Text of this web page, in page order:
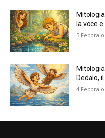
la voce
5 Febbraio
Dedalo,
4 Febbraio